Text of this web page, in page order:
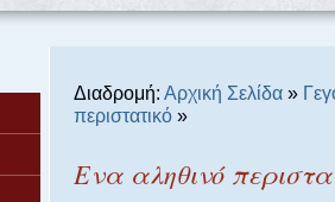
Διαδρομή: Αρχική Σελίδα »
περιστατικό »
Ενα αληθινό